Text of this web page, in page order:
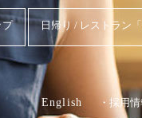
プ 日帰り / レストラン
English ・採用